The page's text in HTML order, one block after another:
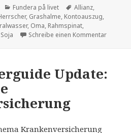
Kategorien
Fundera på livet Schlagwörter
Allianz,
, Grashalme, Kontoauszug,
, Oma, Rahmspinat,
Soja Schreibe einen Kommentarzu
Update:
Krankenversicherung